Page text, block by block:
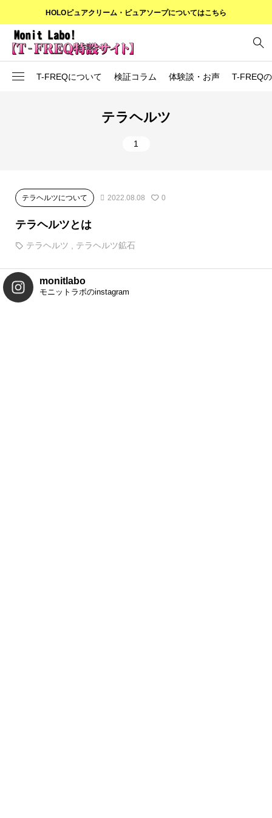
HOLOピュアクリーム・ピュアソープについてはこちら
T-FREQについて 検証コラム 体験談・お声 T-FREQ
検証コラム
テラヘルツ
1
テラヘルツについて 2022.08.08 0
テラヘルツとは
テラヘルツ , テラヘルツ鉱石
monitlabo
モニットラボのinstagram